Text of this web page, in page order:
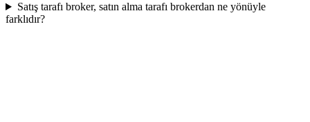
Satış tarafı broker, satın alma tarafı brokerdan ne yönüyle
farklıdır?